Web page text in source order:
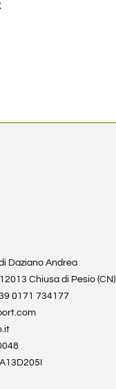
Daziano Andrea
Chiusa di Pesio (CN)
0171 734177